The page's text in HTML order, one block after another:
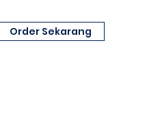
Order Sekarang